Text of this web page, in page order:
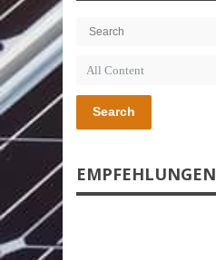
Search
EMPFEHLUNGEN